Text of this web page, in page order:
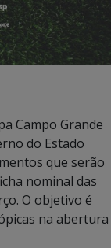
Campo Grande
do Estado
que serão
nominal das
O objetivo é
na abertura